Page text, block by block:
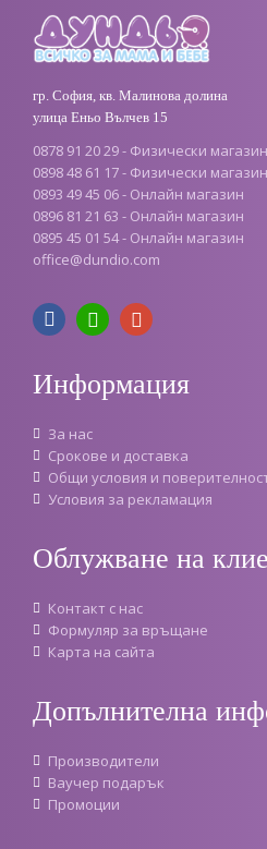
гр. София, кв. Малинова долина
улица Еньо Вълчев 15
0878 91 20 29 - Физически магазин
0898 48 61 17 - Физически магазин
0893 49 45 06 - Онлайн магазин
0896 81 21 63 - Онлайн магазин
0895 45 01 54 - Онлайн магазин
office@dundio.com
Информация
За нас
Срокове и доставка
Oбщи условия и
Условия за рекламация
Облужване на
Контакт с нас
Формуляр за връщане
Карта на сайта
Допълнителна
Производители
Ваучер подарък
Промоции